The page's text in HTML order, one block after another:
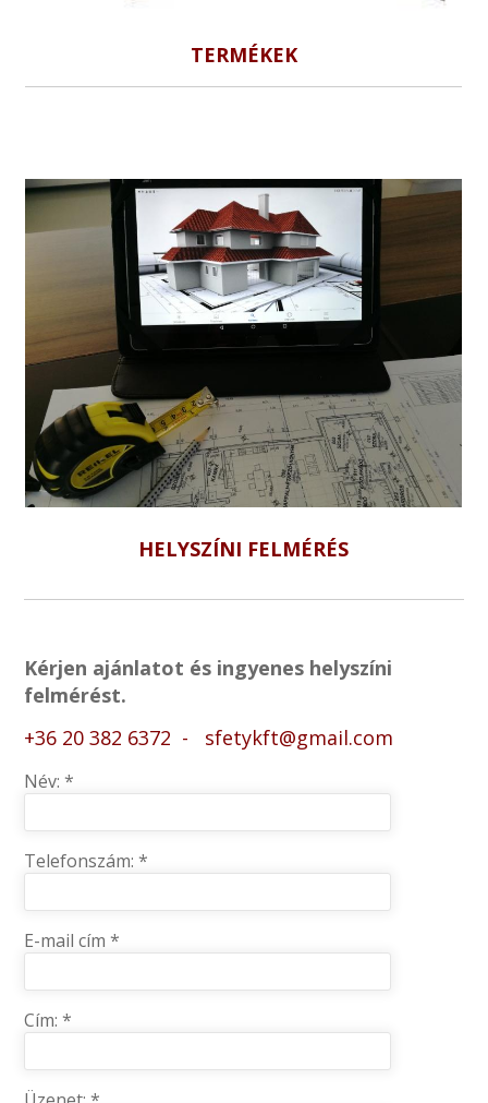
TERMÉKEK
HELYSZÍNI FELMÉRÉS
Kérjen ajánlatot és ingyenes helyszíni
felmérést.
+36 20 382 6372 - sfetykft@gmail.com
Név: *
Telefonszám: *
E-mail cím *
Cím: *